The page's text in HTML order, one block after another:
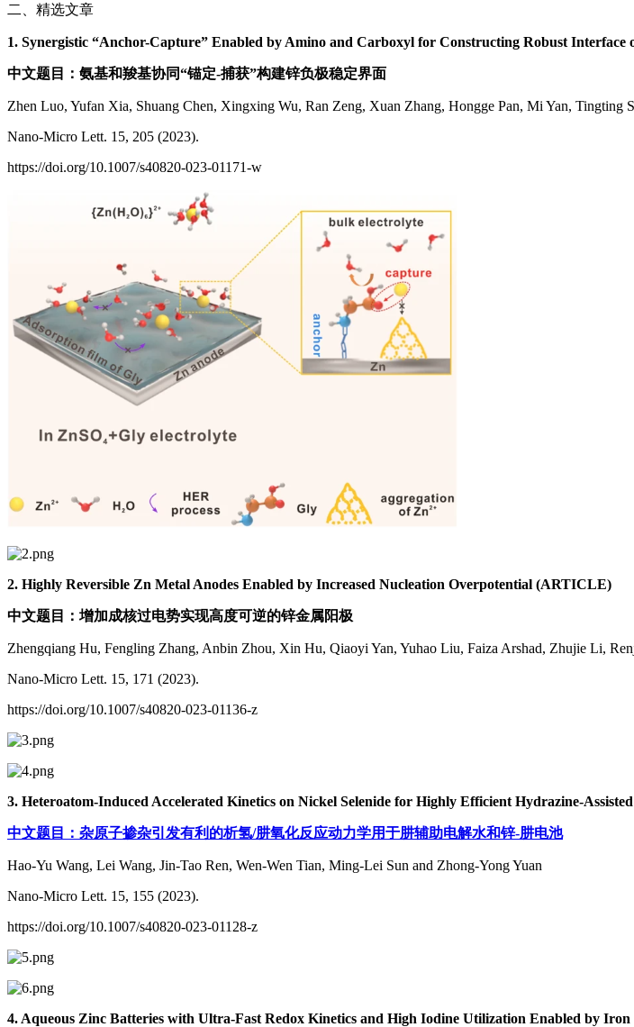
二、精选文章
1. Synergistic “Anchor-Capture” Enabled by Amino and Carboxyl for Constructing Robust
中文题目：氨基和羧基协同“锚定-捕获”构建锌负极稳定界面
Zhen Luo, Yufan Xia, Shuang Chen, Xingxing Wu, Ran Zeng, Xuan Zhang, Hongge Pan, Mi Yan, Tingting
Nano-Micro Lett. 15, 205 (2023).
https://doi.org/10.1007/s40820-023-01171-w
2. Highly Reversible Zn Metal Anodes Enabled by Increased Nucleation Overpotential (ARTICLE)
中文题目：增加成核过电势实现高度可逆的锌金属阳极
Zhengqiang Hu, Fengling Zhang, Anbin Zhou, Xin Hu, Qiaoyi Yan, Yuhao Liu, Faiza Arshad, Zhujie Li,
Nano-Micro Lett. 15, 171 (2023).
https://doi.org/10.1007/s40820-023-01136-z
3. Heteroatom-Induced Accelerated Kinetics on Nickel Selenide for Highly Efficient Hydrazine-
中文题目：杂原子掺杂引发有利的析氢/肼氧化反应动力学用于肼辅助电解水和锌-肼电池
Hao-Yu Wang, Lei Wang, Jin-Tao Ren, Wen-Wen Tian, Ming-Lei Sun and Zhong-Yong Yuan
Nano-Micro Lett. 15, 155 (2023).
https://doi.org/10.1007/s40820-023-01128-z
4. Aqueous Zinc Batteries with Ultra-Fast Redox Kinetics and High Iodine Utilization Enabled by